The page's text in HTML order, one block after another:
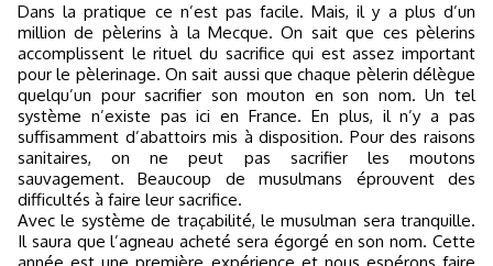
Dans la pratique ce n’est pas facile. Mais, il y a plus d’un
million de pèlerins à la Mecque. On sait que ces pèlerins
accomplissent le rituel du sacrifice qui est assez important
pour le pèlerinage. On sait aussi que chaque pèlerin délègue
quelqu’un pour sacrifier son mouton en son nom. Un tel
système n’existe pas ici en France. En plus, il n’y a pas
suffisamment d’abattoirs mis à disposition. Pour des raisons
sanitaires, on ne peut pas sacrifier les moutons
sauvagement. Beaucoup de musulmans éprouvent des
difficultés à faire leur sacrifice.
Avec le système de traçabilité, le musulman sera tranquille.
Il saura que l’agneau acheté sera égorgé en son nom. Cette